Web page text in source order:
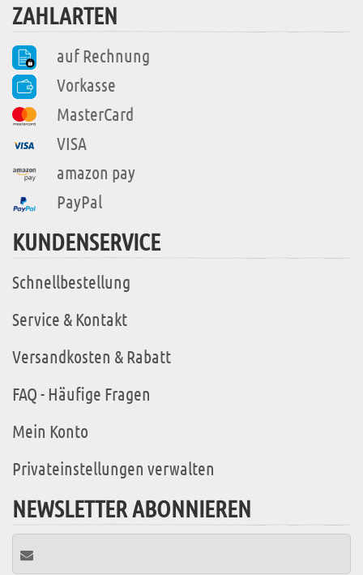
ZAHLARTEN
auf Rechnung
Vorkasse
MasterCard
VISA
amazon pay
PayPal
KUNDENSERVICE
Schnellbestellung
Service & Kontakt
Versandkosten & Rabatt
FAQ - Häufige Fragen
Mein Konto
Privateinstellungen verwalten
NEWSLETTER ABONNIEREN